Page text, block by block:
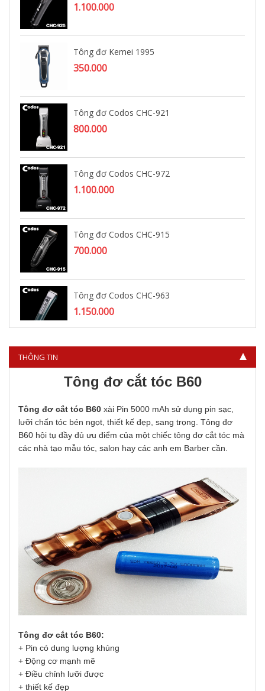
1.100.000
Tông đơ Kemei 1995
350.000
Tông đơ Codos CHC-921
800.000
Tông đơ Codos CHC-972
1.100.000
Tông đơ Codos CHC-915
700.000
Tông đơ Codos CHC-963
1.150.000
THÔNG TIN
Tông đơ cắt tóc B60
Tông đơ cắt tóc B60 xài Pin 5000 mAh sử dụng pin sạc,
lưỡi chấn tóc bén ngọt, thiết kế đẹp, sang trọng. Tông đơ
B60 hội tụ đầy đủ ưu điểm của một chiếc tông đơ cắt tóc mà
các nhà tạo mẫu tóc, salon hay các anh em Barber cần.
Tông đơ cắt tóc B60:
+ Pin có dung lượng khủng
+ Động cơ mạnh mẽ
+ Điều chỉnh lưỡi được
+ thiết kế đẹp